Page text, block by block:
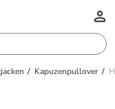
Kapuzenpullover